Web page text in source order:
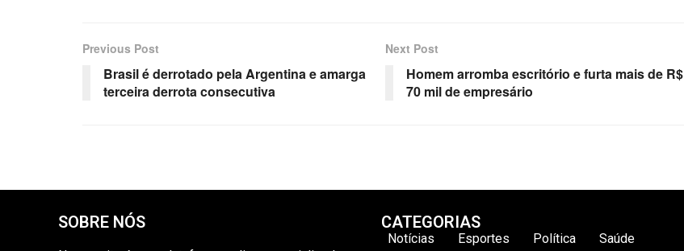
Previous Post
Brasil é derrotado pela Argentina e amarga
terceira derrota consecutiva
Next Post
Homem arromba escritório e furta mais de R$
70 mil de empresário
SOBRE NÓS CATEGORIAS
Notícias Esportes Política Saúde